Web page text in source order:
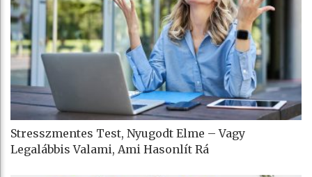
Stresszmentes Test, Nyugodt Elme – Vagy
Legalábbis Valami, Ami Hasonlít Rá